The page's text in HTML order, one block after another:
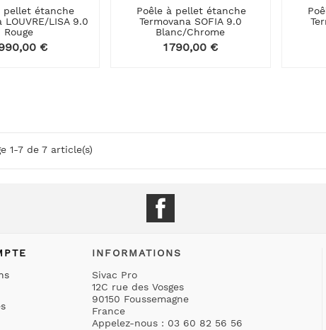
pellet étanche
LOUVRE/LISA 9.0
Rouge
€
Poêle à pellet étanche
Termovana SOFIA 9.0
Blanc/Chrome
Prix
1 790,00 €
1-7 de 7 article(s)
INFORMATIONS
Sivac Pro
12C rue des Vosges
90150 Foussemagne
France
Appelez-nous : 03 60 82 56 56